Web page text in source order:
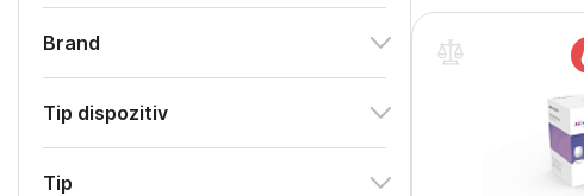
Brand
Tip dispozitiv
Tip